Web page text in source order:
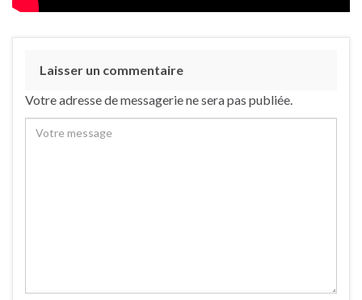
Laisser un commentaire
Votre adresse de messagerie ne sera pas publiée.